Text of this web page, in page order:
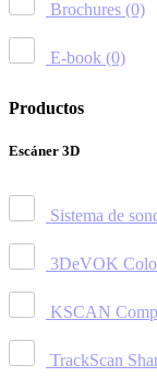
Brochures (0)
E-book (0)
Productos
Escáner 3D
Sistema de
3DeVOK
KSCAN
TrackScan